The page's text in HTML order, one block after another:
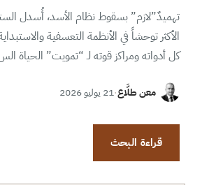
تهميدٌ”لازم” بسقوط نظام الأسد، أُسدل
الأكثر توحشاً في الأنظمة التعسفية
كل أدواته ومراكز قوته لـ “تمويت” الحياة
معن طلَّاع·21 يوليو 2026
قراءة البحث